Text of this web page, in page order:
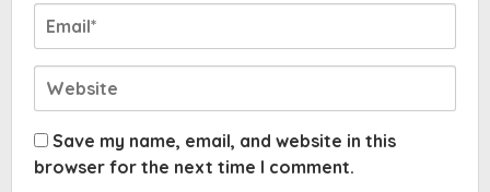
Save my name, email, and website in this
browser for the next time I comment.